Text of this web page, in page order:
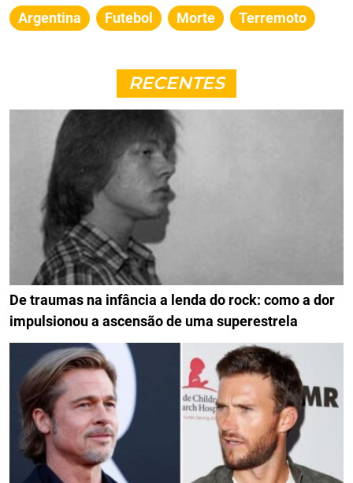
Argentina Futebol Morte Terremoto
RECENTES
De traumas na infância a lenda do rock: como a dor
impulsionou a ascensão de uma superestrela